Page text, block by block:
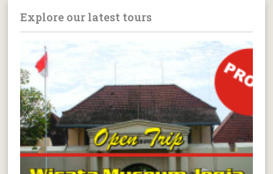
Explore our latest tours